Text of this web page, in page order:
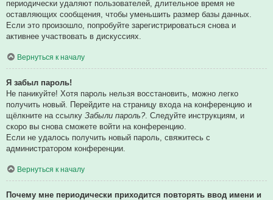
периодически удаляют пользователей, длительное время не
оставляющих сообщения, чтобы уменьшить размер базы данных.
Если это произошло, попробуйте зарегистрироваться снова и
активнее участвовать в дискуссиях.
Вернуться к началу
Я забыл пароль!
Не паникуйте! Хотя пароль нельзя восстановить, можно легко
получить новый. Перейдите на страницу входа на конференцию и
щёлкните на ссылку Забыли пароль?. Следуйте инструкциям, и
скоро вы снова сможете войти на конференцию.
Если не удалось получить новый пароль, свяжитесь с
администратором конференции.
Вернуться к началу
Почему мне периодически приходится повторять ввод имени и